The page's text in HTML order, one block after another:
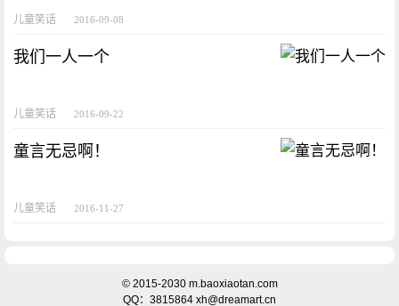
儿童笑话 2016-09-08
我们一人一个
儿童笑话 2016-09-22
童言无忌啊！
儿童笑话 2016-11-27
© 2015-2030 m.baoxiaotan.com
QQ：3815864 xh@dreamart.cn